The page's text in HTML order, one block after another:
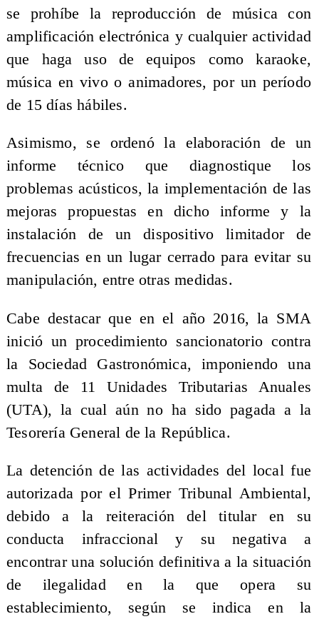
se prohíbe la reproducción de música con
amplificación electrónica y cualquier actividad
que haga uso de equipos como karaoke,
música en vivo o animadores, por un período
de 15 días hábiles.
Asimismo, se ordenó la elaboración de un
informe técnico que diagnostique los
problemas acústicos, la implementación de las
mejoras propuestas en dicho informe y la
instalación de un dispositivo limitador de
frecuencias en un lugar cerrado para evitar su
manipulación, entre otras medidas.
Cabe destacar que en el año 2016, la SMA
inició un procedimiento sancionatorio contra
la Sociedad Gastronómica, imponiendo una
multa de 11 Unidades Tributarias Anuales
(UTA), la cual aún no ha sido pagada a la
Tesorería General de la República.
La detención de las actividades del local fue
autorizada por el Primer Tribunal Ambiental,
debido a la reiteración del titular en su
conducta infraccional y su negativa a
encontrar una solución definitiva a la situación
de ilegalidad en la que opera su
establecimiento, según se indica en la